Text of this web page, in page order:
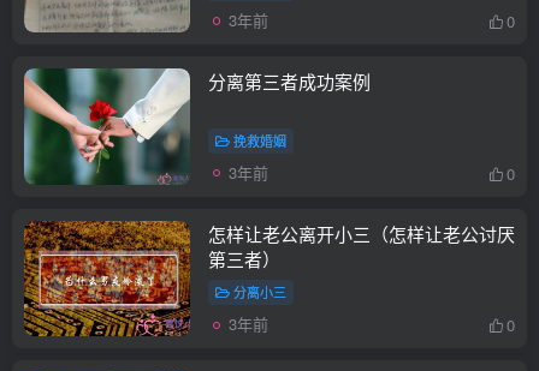
3年前 0
分离第三者成功案例
挽救婚姻
3年前 0
怎样让老公离开小三（怎样让老公讨厌
第三者）
分离小三
3年前 0